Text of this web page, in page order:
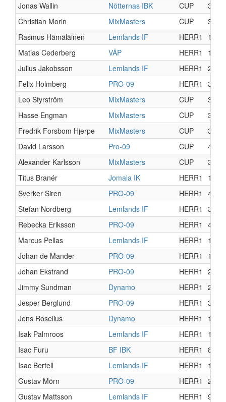
Jonas Wallin
Nötternas IBK CUP 3
Christian Morin
MixMasters CUP 3
Rasmus Hämäläinen
Lemlands IF HERR1 13
Matias Cederberg
VÄP HERR1 15
Julius Jakobsson
Lemlands IF HERR1 2
Felix Holmberg
PRO-09 HERR1 3
Leo Styrström
MixMasters CUP 3
Hasse Engman
MixMasters CUP 3
Fredrik Forsbom Hjerpe
MixMasters CUP 3
David Larsson
Pro-09 CUP 4
Alexander Karlsson
MixMasters CUP 3
Titus Branér
Jomala IK HERR1 16
Sverker Siren
PRO-09 HERR1 4
Stefan Nordberg
Lemlands IF HERR1 3
Rebecka Eriksson
PRO-09 HERR1 4
Marcus Pellas
Lemlands IF HERR1 14
Johan de Mander
PRO-09 HERR1 13
Johan Ekstrand
PRO-09 HERR1 2
Jimmy Sundman
Dynamo HERR1 2
Jesper Berglund
PRO-09 HERR1 3
Jens Roselius
Dynamo HERR1 17
Isak Palmroos
Lemlands IF HERR1 1
Isac Furu
BF IBK HERR1 8
Isac Bertell
Lemlands IF HERR1 11
Gustav Mörn
PRO-09 HERR1 2
Gustav Mattsson
Lemlands IF HERR1 9